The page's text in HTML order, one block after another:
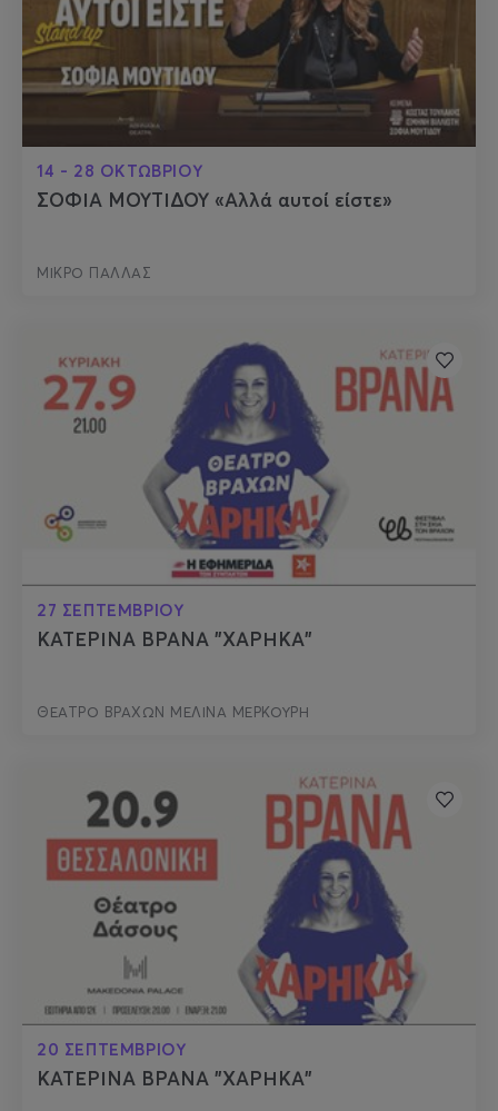
14 - 28 ΟΚΤΩΒΡΙΟΥ
ΣΟΦΙΑ ΜΟΥΤΙΔΟΥ «Αλλά αυτοί είστε»
ΜΙΚΡΟ ΠΑΛΛΑΣ
27 ΣΕΠΤΕΜΒΡΙΟΥ
ΚΑΤΕΡΙΝΑ ΒΡΑΝΑ "ΧΑΡΗΚΑ"
ΘΕΑΤΡΟ ΒΡΑΧΩΝ ΜΕΛΙΝΑ ΜΕΡΚΟΥΡΗ
20 ΣΕΠΤΕΜΒΡΙΟΥ
ΚΑΤΕΡΙΝΑ ΒΡΑΝΑ "ΧΑΡΗΚΑ"